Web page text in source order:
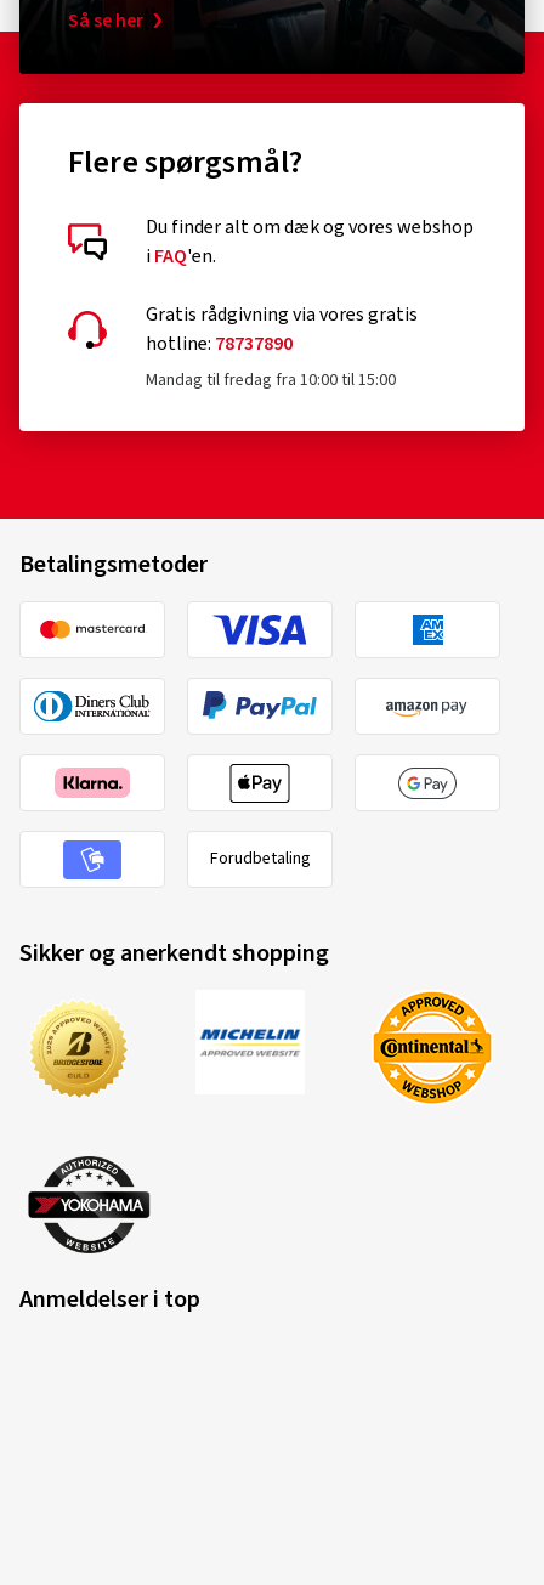
Så se her
Flere spørgsmål?
Du finder alt om dæk og vores webshop
iFAQ'en.
Gratis rådgivning via vores gratis
hotline: 78737890
Mandag til fredag fra 10:00 til 15:00
Betalingsmetoder
Forudbetaling
Sikker og anerkendt shopping
Anmeldelser i top